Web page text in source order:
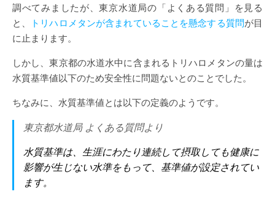
調べてみましたが、東京水道局の「よくある質問」を見る
と、
トリハロメタンが含まれていることを懸念する質問が目
に止まります。
しかし、東京都の水道水中に含まれるトリハロメタンの量は
水質基準値以下のため安全性に問題ないとのことでした。
ちなみに、水質基準値とは以下の定義のようです。
東京都水道局 よくある質問より
水質基準は、生涯にわたり連続して摂取しても健康に
影響が生じない水準をもって、基準値が設定されてい
ます。